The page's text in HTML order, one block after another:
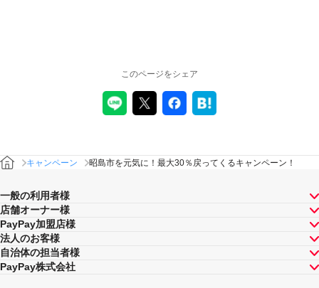
このページをシェア
キャンペーン 昭島市を元気に！最大30％戻ってくるキャンペーン！
一般の利用者様
店舗オーナー様
PayPay加盟店様
法人のお客様
自治体の担当者様
PayPay株式会社